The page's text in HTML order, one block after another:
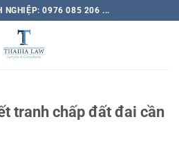
NGHIỆP: 0976 085 206 ...
tranh chấp đất đai cần